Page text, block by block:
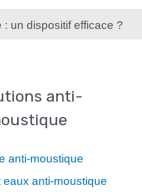
un dispositif efficace ?
anti-
anti-moustique
eaux anti-moustique